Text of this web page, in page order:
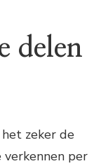
delen
zeker de
per